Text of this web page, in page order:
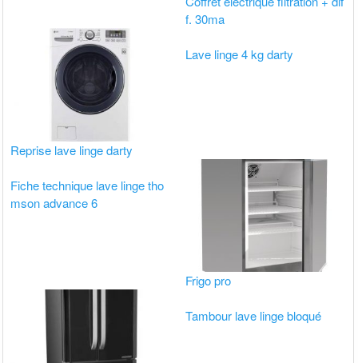
f. 30ma
Reprise lave linge darty
Lave linge 4 kg darty
Fiche technique lave linge tho
mson advance 6
Frigo pro
Tambour lave linge bloqué